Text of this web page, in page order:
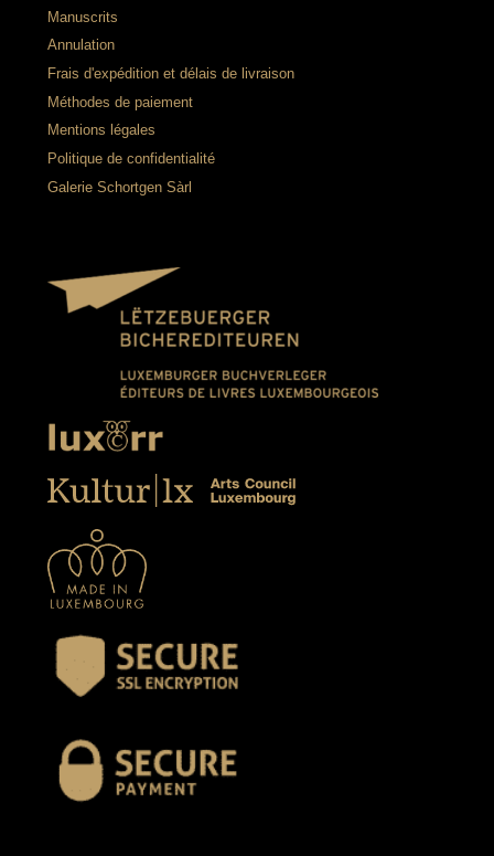
Manuscrits
Annulation
Frais d'expédition et délais de livraison
Méthodes de paiement
Mentions légales
Politique de confidentialité
Galerie Schortgen Sàrl